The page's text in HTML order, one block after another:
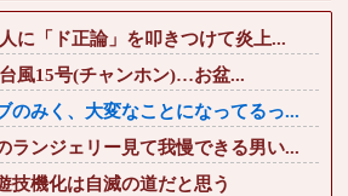
に「ド正論」を叩きつけて炎上...
台風15号(チャンホン)…お盆...
のみく、大変なことになってるっ...
ランジェリー見て我慢できる男い...
技機化は自滅の道だと思う